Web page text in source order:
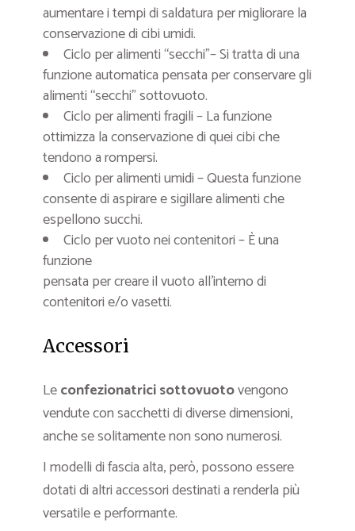
aumentare i tempi di saldatura per migliorare la
conservazione di cibi umidi.
Ciclo per alimenti “secchi”– Si tratta di una
funzione automatica pensata per conservare gli
alimenti “secchi” sottovuoto.
Ciclo per alimenti fragili – La funzione
ottimizza la conservazione di quei cibi che
tendono a rompersi.
Ciclo per alimenti umidi – Questa funzione
consente di aspirare e sigillare alimenti che
espellono succhi.
Ciclo per vuoto nei contenitori – È una
funzione
pensata per creare il vuoto all’interno di
contenitori e/o vasetti.
Accessori
Leconfezionatrici sottovuotovengono
vendute con sacchetti di diverse dimensioni,
anche se solitamente non sono numerosi.
I modelli di fascia alta, però, possono essere
dotati di altri accessori destinati a renderla più
versatile e performante.